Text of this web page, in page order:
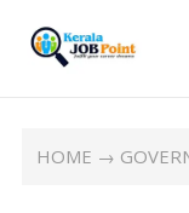
HOME →